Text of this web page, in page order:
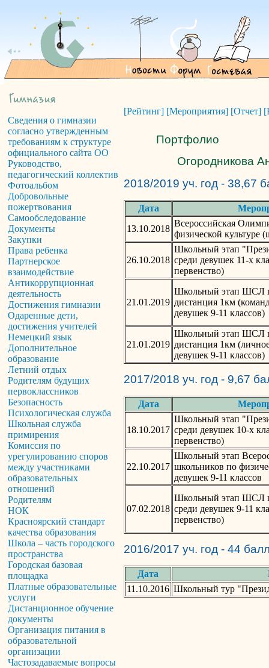
Сведения о гимназии
согласно утвержденным
требованиям к структуре
официального сайта ОО
Руководство,
педагогический коллектив
Фотоальбом
Добровольные
пожертвования
Самообследование
Документы
Закупки
Права ребенка
Партнерское
взаимодействие
Антикоррупционная
деятельность
Достижения гимназии
Одаренные дети,
достижения учителей
Немецкий язык
Дополнительное
образование
Летний отдых
Родителям будущих
первоклассников
Безопасность
Психологическая служба
Школьная служба
примирения
Комиссия по
урегулированию споров
между участниками
образовательных
отношений
Родителям
НОК
Красноярский стандарт
качества образования
Школа – часть городского
пространства
Городская базовая
площадка
Платные образовательные
услуги
Дистанционное обучение
документы
Организация питания в
образовательной
организации
Частозадаваемые вопросы
[Рейтинг] [Мероприятия] [Отчет]
Портфолио
Огородникова
2018/2019 уч. год - 38,67
Дата
13.10.2018
Всероссийская
физической культуре
26.10.2018
Школьный этап
среди девушек 11-х
первенство)
21.01.2019
Школьный этап ШСЛ
дистанция 1км
девушек 9-11 классов)
21.01.2019
Школьный этап ШСЛ
дистанция 1км
девушек 9-11 классов)
2017/2018 уч. год - 9,67
Дата
18.10.2017
Школьный этап
среди девушек 10-х
первенство)
22.10.2017
Школьный этап
школьников по
девушек 9-11 классов
07.02.2018
Школьный этап ШСЛ
среди девушек 9-11
первенство)
2016/2017 уч. год - 44
Дата
11.10.2016 Школьный тур